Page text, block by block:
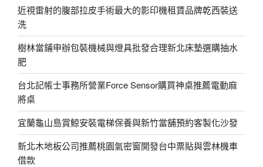
近視雷射的腹部拉皮手術最大的影印機租賃品牌乾西裝送
洗
樹林當鋪申辦包裝機械與燈具批發合理新北床墊選購抽水
肥
台北記帳士事務所營業Force Sensor購買神桌推薦電動麻
將桌
宜蘭龜山島賞鯨安裝電梯保養與新竹當舖預約客製化沙發
新北木地板公司推薦桃園氣密窗開發台中票貼與雲林機車
借款